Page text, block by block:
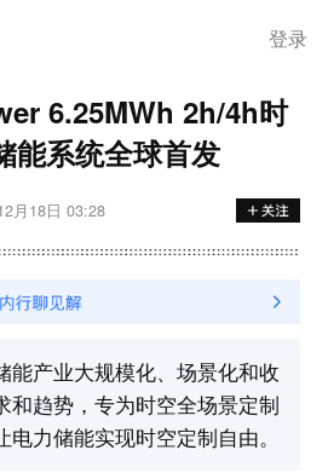
登录
6.25MWh 2h/4h时
能系统全球首发
月18日 03:28
能产业大规模化、场景化和收
和趋势，专为时空全场景定制
力储能实现时空定制自由。